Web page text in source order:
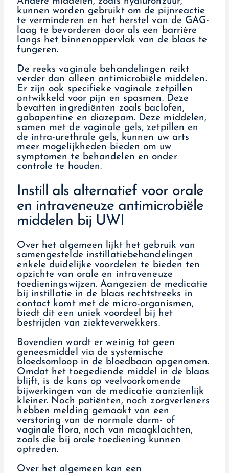
kunnen worden gebruikt om de pijnreactie
te verminderen en het herstel van de GAG-
laag te bevorderen door als een barrière
langs het binnenoppervlak van de blaas te
fungeren.
De reeks vaginale behandelingen reikt
verder dan alleen antimicrobiële middelen.
Er zijn ook specifieke vaginale zetpillen
ontwikkeld voor pijn en spasmen. Deze
bevatten ingrediënten zoals baclofen,
gabapentine en diazepam. Deze middelen,
samen met de vaginale gels, zetpillen en
de intra-urethrale gels, kunnen uw arts
meer mogelijkheden bieden om uw
symptomen te behandelen en onder
controle te houden.
Instill als alternatief voor orale
en intraveneuze antimicrobiële
middelen bij UWI
Over het algemeen lijkt het gebruik van
samengestelde instillatiebehandelingen
enkele duidelijke voordelen te bieden ten
opzichte van orale en intraveneuze
toedieningswijzen. Aangezien de medicatie
bij instillatie in de blaas rechtstreeks in
contact komt met de micro-organismen,
biedt dit een uniek voordeel bij het
bestrijden van ziekteverwekkers.
Bovendien wordt er weinig tot geen
geneesmiddel via de systemische
bloedsomloop in de bloedbaan opgenomen.
Omdat het toegediende middel in de blaas
blijft, is de kans op veelvoorkomende
bijwerkingen van de medicatie aanzienlijk
kleiner. Noch patiënten, noch zorgverleners
hebben melding gemaakt van een
verstoring van de normale darm- of
vaginale flora, noch van maagklachten,
zoals die bij orale toediening kunnen
optreden.
Over het algemeen kan een